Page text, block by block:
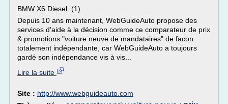
BMW X6 Diesel (1)
Depuis 10 ans maintenant, WebGuideAuto propose des
services d'aide à la décision comme ce comparateur de prix
& promotions "voiture neuve de mandataires" de facon
totalement indépendante, car WebGuideAuto a toujours
gardé son indépendance vis à vis...
Lire la suite
Site : http://www.webguideauto.com